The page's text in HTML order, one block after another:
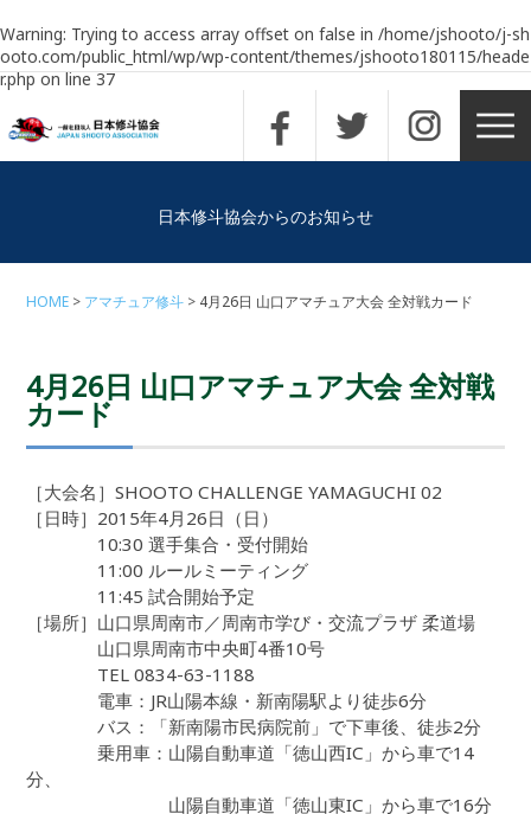
Warning: Trying to access array offset on false in /home/jshooto/j-sh
ooto.com/public_html/wp/wp-content/themes/jshooto180115/heade
r.phpon line37
日本修斗協会からのお知らせ
HOME アマチュア修斗 4月26日 山口アマチュア大会 全対戦カード
4月26日 山口アマチュア大会 全対戦
カード
［大会名］SHOOTO CHALLENGE YAMAGUCHI 02
［日時］2015年4月26日（日）
10:30 選手集合・受付開始
11:00 ルールミーティング
11:45 試合開始予定
［場所］山口県周南市／周南市学び・交流プラザ 柔道場
山口県周南市中央町4番10号
TEL 0834-63-1188
電車：JR山陽本線・新南陽駅より徒歩6分
バス：「新南陽市民病院前」で下車後、徒歩2分
乗用車：山陽自動車道「徳山西IC」から車で14
分、
山陽自動車道「徳山東IC」から車で16分